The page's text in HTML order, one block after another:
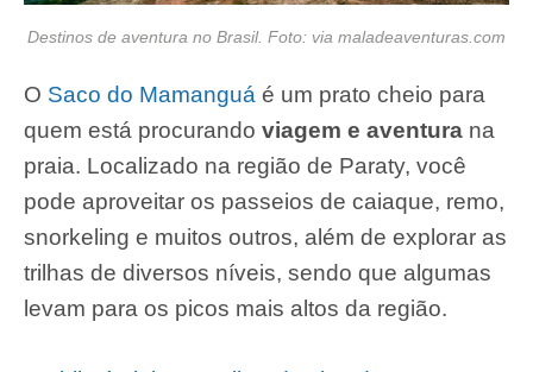
Destinos de aventura no Brasil. Foto: via maladeaventuras.com
O Saco do Mamanguá é um prato cheio para
quem está procurando viagem e aventura na
praia. Localizado na região de Paraty, você
pode aproveitar os passeios de caiaque, remo,
snorkeling e muitos outros, além de explorar as
trilhas de diversos níveis, sendo que algumas
levam para os picos mais altos da região.